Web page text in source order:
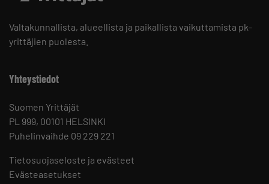
Valtakunnallista, alueellista ja paikallista vaikuttamista pk-
yrittäjien puolesta.
Yhteystiedot
Suomen Yrittäjät
PL 999, 00101 HELSINKI
Puhelinvaihde 09 229 221
Tietosuojaseloste ja evästeet
Evästeasetukset